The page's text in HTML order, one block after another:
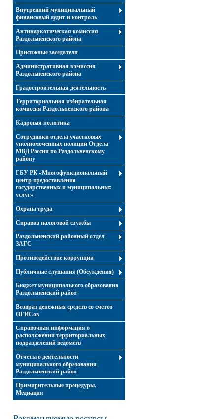
Внутренний муниципальный
финансовый аудит и контроль
Антинаркотическая комиссия
Раздольненского района
Присяжные заседатели
Административная комиссия
Раздольненского района
Градостроительная деятельность
Территориальная избирательная
комиссия Раздольненского района
Кадровая политика
Сотрудники отдела участковых
уполномоченных полиции Отдела
МВД России по Раздольненскому
району
ГБУ РК «Многофункциональный
центр предоставления
государственных и муниципальных
услуг»
Охрана труда
Справка налоговой службы
Раздольненский районный отдел
ЗАГС
Противодействие коррупции
Публичные слушания (Обсуждения)
Бюджет муниципального образования
Раздольненский район
Возврат денежных средств со счетов
ОГИСов
Справочная информация о
расположении территориальных
подразделений ведомств
Отчеты о деятельности
муниципального образования
Раздольненский район
Примирительные процедуры.
Медиация